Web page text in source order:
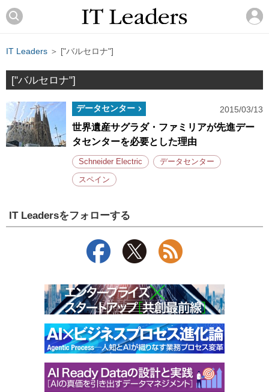
IT Leaders ＞ ["バルセロナ"]
["バルセロナ"]
データセンター 2015/03/13
世界遺産サグラダ・ファミリアが先進デー
タセンターを必要とした理由
Schneider Electric データセンター
スペイン
IT Leadersをフォローする